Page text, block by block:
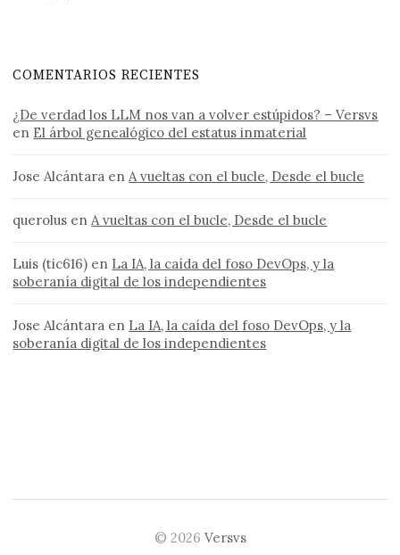
COMENTARIOS RECIENTES
¿De verdad los LLM nos van a volver estúpidos? – Versvs
en El árbol genealógico del estatus inmaterial
Jose Alcántara en A vueltas con el bucle, Desde el bucle
querolus en A vueltas con el bucle, Desde el bucle
Luis (tic616) en La IA, la caída del foso DevOps, y la
soberanía digital de los independientes
Jose Alcántara en La IA, la caída del foso DevOps, y la
soberanía digital de los independientes
© 2026 Versvs